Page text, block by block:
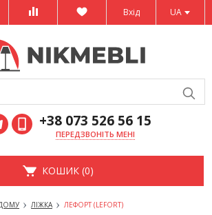
UA
Вхід
+38 073 526 56 15
ПЕРЕДЗВОНІТЬ МЕНІ
КОШИК (0)
ЛІЖКА ЛЕФОРТ (LEFORT)